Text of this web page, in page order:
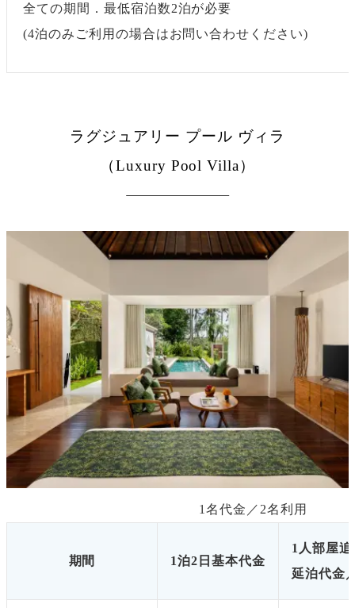
全ての期間．最低宿泊数2泊が必要
(4泊のみご利用の場合はお問い合わせください)
ラグジュアリー プール ヴィラ
（Luxury Pool Villa）
1名代金／ 2名利用
期間 1泊2日基本代金
1人部屋
延泊代金